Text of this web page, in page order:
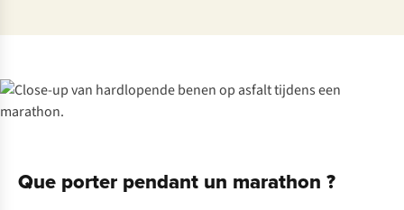
Que porter pendant un marathon ?